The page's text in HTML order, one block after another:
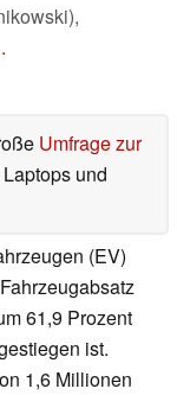
Umfrage zur
und
(EV)
61,9 Prozent
ist.
1,6 Millionen